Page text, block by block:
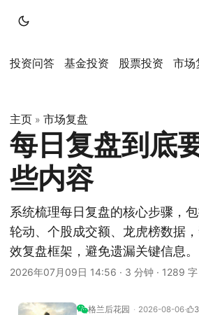
投资问答 基金投资 股票投资 市场
主页 » 市场复盘
每日复盘到底
些内容
系统梳理每日复盘的核心步骤，
轮动、个股成交额、龙虎榜数据
效复盘框架，避免遗漏关键信息。
2026年07月09日 14:56 · 3 分钟 · 1289 字
格兰后花园 2026-08-06